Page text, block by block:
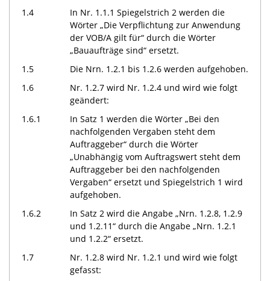
1.4
In Nr. 1.1.1 Spiegelstrich 2 werden die
Wörter „Die Verpflichtung zur Anwendung
der VOB/A gilt für“ durch die Wörter
„Bauaufträge sind“ ersetzt.
1.5
Die Nrn. 1.2.1 bis 1.2.6 werden aufgehoben.
1.6
Nr. 1.2.7 wird Nr. 1.2.4 und wird wie folgt
geändert:
1.6.1
In Satz 1 werden die Wörter „Bei den
nachfolgenden Vergaben steht dem
Auftraggeber“ durch die Wörter
„Unabhängig vom Auftragswert steht dem
Auftraggeber bei den nachfolgenden
Vergaben“ ersetzt und Spiegelstrich 1 wird
aufgehoben.
1.6.2
In Satz 2 wird die Angabe „Nrn. 1.2.8, 1.2.9
und 1.2.11“ durch die Angabe „Nrn. 1.2.1
und 1.2.2“ ersetzt.
1.7
Nr. 1.2.8 wird Nr. 1.2.1 und wird wie folgt
gefasst: